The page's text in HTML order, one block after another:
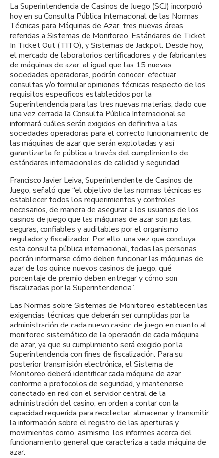
La Superintendencia de Casinos de Juego (SCJ) incorporó
hoy en su Consulta Pública Internacional de las Normas
Técnicas para Máquinas de Azar, tres nuevas áreas
referidas a Sistemas de Monitoreo, Estándares de Ticket
In Ticket Out (TITO), y Sistemas de Jackpot. Desde hoy,
el mercado de laboratorios certificadores y de fabricantes
de máquinas de azar, al igual que las 15 nuevas
sociedades operadoras, podrán conocer, efectuar
consultas y/o formular opiniones técnicas respecto de los
requisitos específicos establecidos por la
Superintendencia para las tres nuevas materias, dado que
una vez cerrada la Consulta Pública Internacional se
informará cuáles serán exigidos en definitiva a las
sociedades operadoras para el correcto funcionamiento de
las máquinas de azar que serán explotadas y así
garantizar la fe pública a través del cumplimiento de
estándares internacionales de calidad y seguridad.
Francisco Javier Leiva, Superintendente de Casinos de
Juego, señaló que “el objetivo de las normas técnicas es
establecer todos los requerimientos y controles
necesarios, de manera de asegurar a los usuarios de los
casinos de juego que las máquinas de azar son justas,
seguras, confiables y auditables por el organismo
regulador y fiscalizador. Por ello, una vez que concluya
esta consulta pública internacional, todas las personas
podrán informarse cómo deben funcionar las máquinas de
azar de los quince nuevos casinos de juego, qué
porcentaje de premio deben entregar y cómo son
fiscalizadas por la Superintendencia”.
Las Normas sobre Sistemas de Monitoreo establecen las
exigencias técnicas que deberán ser cumplidas por la
administración de cada nuevo casino de juego en cuanto al
monitoreo sistemático de la operación de cada máquina
de azar, ya que su cumplimiento será exigido por la
Superintendencia con fines de fiscalización. Para su
posterior transmisión electrónica, el Sistema de
Monitoreo deberá identificar cada máquina de azar
conforme a protocolos de seguridad, y mantenerse
conectado en red con el servidor central de la
administración del casino, en orden a contar con la
capacidad requerida para recolectar, almacenar y transmitir
la información sobre el registro de las aperturas y
movimientos como, asimismo, los informes acerca del
funcionamiento general que caracteriza a cada máquina de
azar.